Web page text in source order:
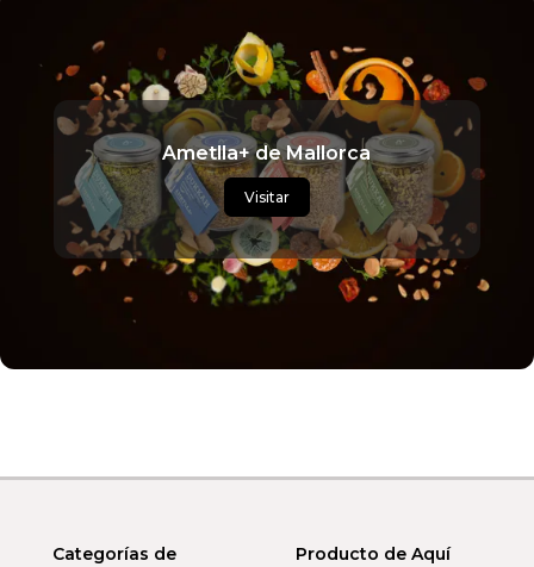
Ametlla+ de Mallorca
Visitar
Categorías de
Producto de Aquí